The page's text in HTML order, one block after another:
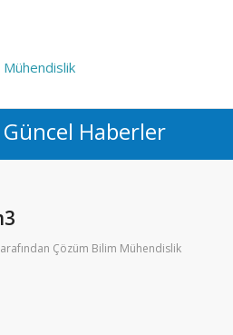
Güncel Haberler
Çözüm Bilim Mühendislik